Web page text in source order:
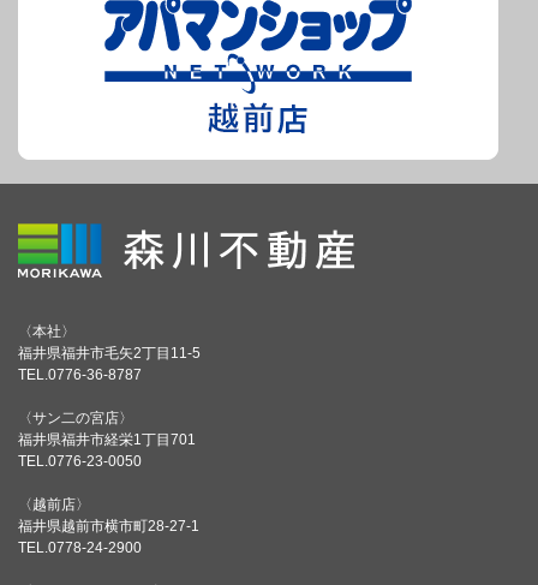
〈本社〉
福井県福井市毛矢2丁目11-5
TEL.0776-36-8787
〈サン二の宮店〉
福井県福井市経栄1丁目701
TEL.0776-23-0050
〈越前店〉
福井県越前市横市町28-27-1
TEL.0778-24-2900